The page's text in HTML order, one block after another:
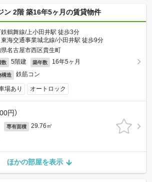
ン 2階 築16年5ヶ月の賃貸物件
鶴舞線/上小田井駅 徒歩3分
東海交通事業城北線/小田井駅 徒歩9分
名古屋市西区貴生町
数 5階建 築年数 16年5ヶ月
構造 鉄筋コン
場あり オートロック
円）
専有面積 29.76㎡
ほかの部屋を表示